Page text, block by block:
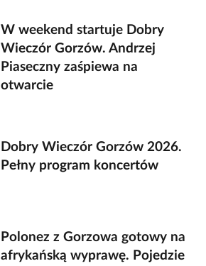
W weekend startuje Dobry
Wieczór Gorzów. Andrzej
Piaseczny zaśpiewa na
otwarcie
Dobry Wieczór Gorzów 2026.
Pełny program koncertów
Polonez z Gorzowa gotowy na
afrykańską wyprawę. Pojedzie